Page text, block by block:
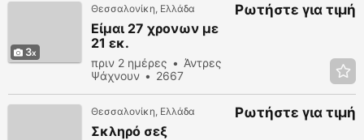
3
Θεσσαλονίκη, Ελλάδα
Είμαι 27 χρονων με
21 εκ.
πριν 2 ημέρες
Άντρες
Ψάχνουν
2667
Ρωτήστε για τιμή
Θεσσαλονίκη, Ελλάδα
Σκληρό σεξ
Ρωτήστε για τιμή